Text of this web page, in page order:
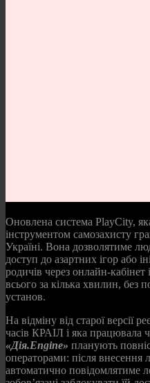
Оновлена система PlayCity,
інструментом самозахисту
Україні. Вона дозволятиме
доступ до азартних ігор або
родичів через онлайн-кабінет
всього за кілька хвилин, без
установ.
На відміну від старої версії
часів КРАІЛ і яка працювала
«Дія.Engine» планують
операторами: після
автоматично повідомлятиме